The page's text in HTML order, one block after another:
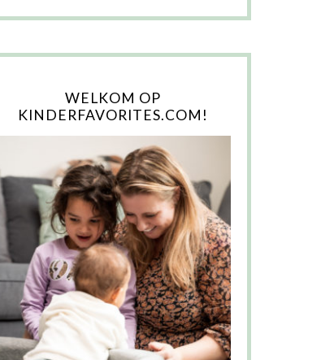
WELKOM OP
KINDERFAVORITES.COM!